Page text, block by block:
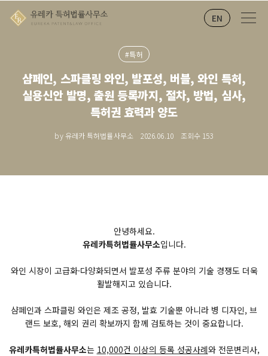
EN
#특허
샴페인, 스파클링 와인, 발포성, 버블, 와인 특허,
실용신안 발명, 출원 등록까지, 절차, 방법, 심사,
특허권 효력과 양도
by 유레카 특허법률사무소 2026.06.10 조회수 153
안녕하세요.
유레카특허법률사무소입니다.
와인 시장이 고급화·다양화되면서 발포성 주류 분야의 기술 경쟁도 더욱
활발해지고 있습니다.
샴페인과 스파클링 와인은 제조 공정, 발효 기술뿐 아니라 병 디자인, 브
랜드 보호, 해외 권리 확보까지 함께 검토하는 것이 중요합니다.
유레카특허법률사무소는 10,000건 이상의 등록 성공사례와 전문변리사,